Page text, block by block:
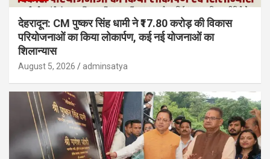
देहरादून: CM पुष्कर सिंह धामी ने ₹17.80 करोड़ की विकास
परियोजनाओं का किया लोकार्पण, कई नई योजनाओं का
शिलान्यास
August 5, 2026 adminsatya